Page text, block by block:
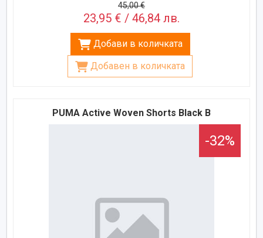
45,00 €
23,95 € / 46,84 лв.
Добави в количката
Добавен в количката
PUMA Active Woven Shorts Black B
-32%